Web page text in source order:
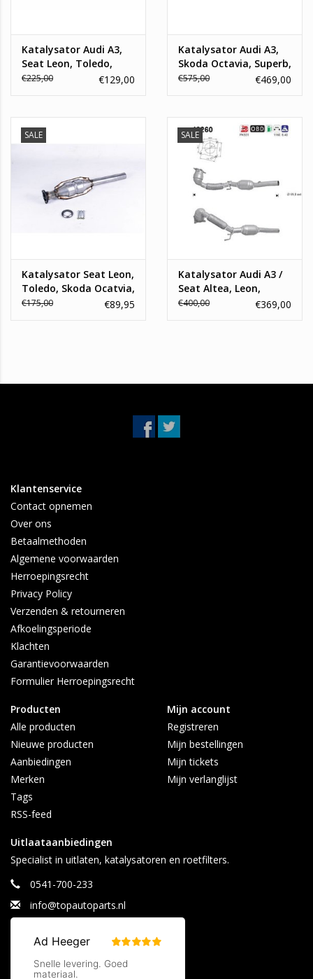
Katalysator Audi A3,
Seat Leon, Toledo,
Skoda Octavia ,
€225,00 €129,00
Katalysator Audi A3,
Skoda Octavia, Superb,
Seat Altea, Leon,
€575,00 €469,00
SALE
Katalysator Seat Leon,
Toledo, Skoda Ocatvia,
Volkswagen Bora
€175,00 €89,95
SALE
Katalysator Audi A3 /
Seat Altea, Leon,
Toledo/ Volkswagen
€400,00 €369,00
Klantenservice
Contact opnemen
Over ons
Betaalmethoden
Algemene voorwaarden
Herroepingsrecht
Privacy Policy
Verzenden & retourneren
Afkoelingsperiode
Klachten
Garantievoorwaarden
Formulier Herroepingsrecht
Producten
Alle producten
Nieuwe producten
Aanbiedingen
Merken
Tags
RSS-feed
Mijn account
Registreren
Mijn bestellingen
Mijn tickets
Mijn verlanglijst
Uitlaataanbiedingen
Specialist in uitlaten, katalysatoren en roetfilters.
0541-700-233
info@topautoparts.nl